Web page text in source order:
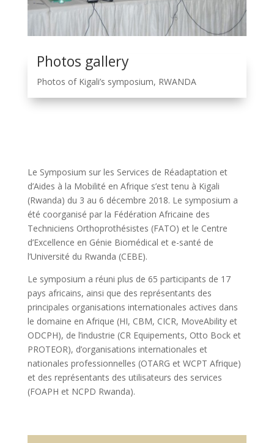
Photos gallery
Photos of Kigali’s symposium, RWANDA
Le Symposium sur les Services de Réadaptation et
d’Aides à la Mobilité en Afrique s’est tenu à Kigali
(Rwanda) du 3 au 6 décembre 2018. Le symposium a
été coorganisé par la Fédération Africaine des
Techniciens Orthoprothésistes (FATO) et le Centre
d’Excellence en Génie Biomédical et e-santé de
l’Université du Rwanda (CEBE).
Le symposium a réuni plus de 65 participants de 17
pays africains, ainsi que des représentants des
principales organisations internationales actives dans
le domaine en Afrique (HI, CBM, CICR, MoveAbility et
ODCPH), de l’industrie (CR Equipements, Otto Bock et
PROTEOR), d’organisations internationales et
nationales professionnelles (OTARG et WCPT Afrique)
et des représentants des utilisateurs des services
(FOAPH et NCPD Rwanda).